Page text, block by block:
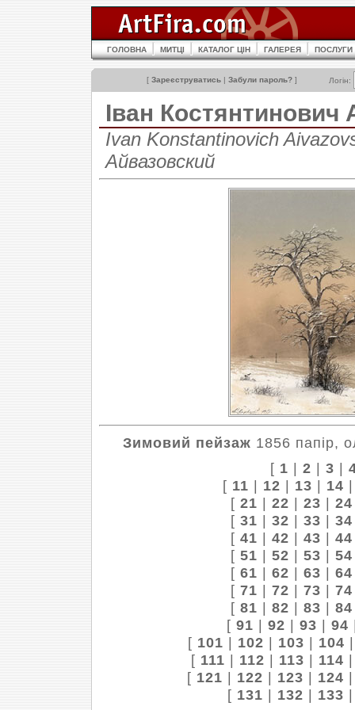
ГОЛОВНА МИТЦІ КАТАЛОГ ЦІН ГАЛЕРЕЯ ПОСЛУГИ
[ Зареєструватись | Забули пароль? ] Логін:
Іван
Ivan Konstantinovich
Айвазовский
Зимовий пейзаж 1856 папір,
[ 1 | 2 | 3 |
[ 11 | 12 | 13 | 14
[ 21 | 22 | 23 | 24
[ 31 | 32 | 33 | 34
[ 41 | 42 | 43 | 44
[ 51 | 52 | 53 | 54
[ 61 | 62 | 63 | 64
[ 71 | 72 | 73 | 74
[ 81 | 82 | 83 | 84
[ 91 | 92 | 93 | 94
[ 101 | 102 | 103 | 104
[ 111 | 112 | 113 | 114
[ 121 | 122 | 123 | 124
[ 131 | 132 | 133